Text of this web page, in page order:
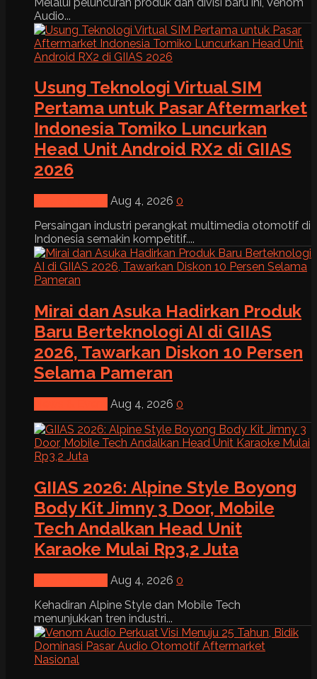
Audio...
Usung Teknologi Virtual SIM
Pertama untuk Pasar Aftermarket
Indonesia Tomiko Luncurkan
Head Unit Android RX2 di GIIAS
2026
Aug 4, 2026 0
Persaingan industri perangkat multimedia otomotif di
Indonesia semakin kompetitif....
Mirai dan Asuka Hadirkan Produk
Baru Berteknologi AI di GIIAS
2026, Tawarkan Diskon 10 Persen
Selama Pameran
Aug 4, 2026 0
GIIAS 2026: Alpine Style Boyong
Body Kit Jimny 3 Door, Mobile
Tech Andalkan Head Unit
Karaoke Mulai Rp3,2 Juta
Aug 4, 2026 0
Kehadiran Alpine Style dan Mobile Tech
menunjukkan tren industri...